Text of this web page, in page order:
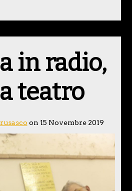
in radio,
teatro
on 15 Novembre 2019